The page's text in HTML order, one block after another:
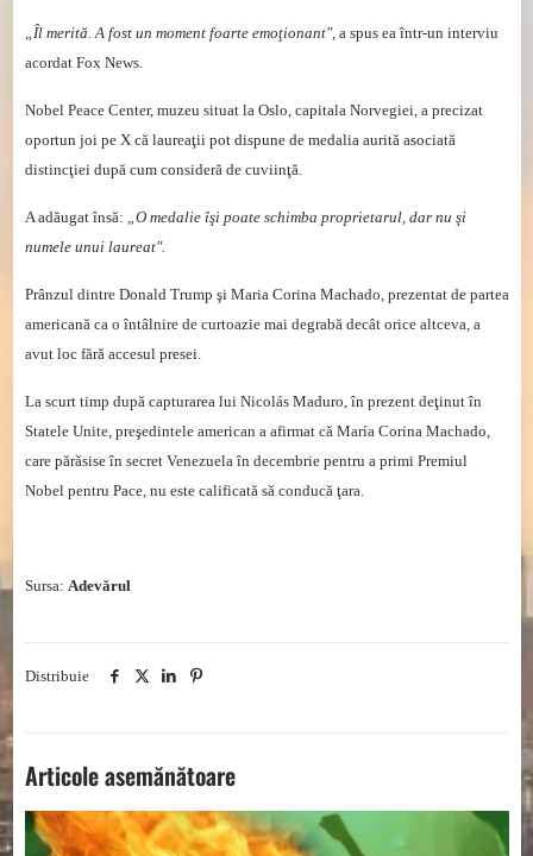
„Îl merită. A fost un moment foarte emoţionant", a spus ea într-un interviu
acordat Fox News.
Nobel Peace Center, muzeu situat la Oslo, capitala Norvegiei, a precizat
oportun joi pe X că laureaţii pot dispune de medalia aurită asociată
distincţiei după cum consideră de cuviinţă.
A adăugat însă: „O medalie îşi poate schimba proprietarul, dar nu şi
numele unui laureat".
Prânzul dintre Donald Trump şi Maria Corina Machado, prezentat de partea
americană ca o întâlnire de curtoazie mai degrabă decât orice altceva, a
avut loc fără accesul presei.
La scurt timp după capturarea lui Nicolás Maduro, în prezent deţinut în
Statele Unite, preşedintele american a afirmat că María Corina Machado,
care părăsise în secret Venezuela în decembrie pentru a primi Premiul
Nobel pentru Pace, nu este calificată să conducă ţara.
Sursa: Adevărul
Distribuie
Articole asemănătoare